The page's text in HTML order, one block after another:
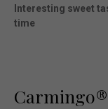
Interesting sweet
time
Carmingo®